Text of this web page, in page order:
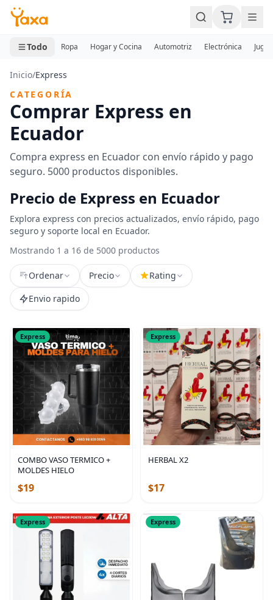
MINI CARRITO
0 productos
Todo Ropa Hogar y Cocina Automotriz Electrónica
Inicio/Express
CATEGORÍA
Comprar Express en
Ecuador
Compra express en Ecuador con envío rápido y pago
seguro. 5000 productos disponibles.
Precio de Express en Ecuador
Explora express con precios actualizados, envío rápido, pago
seguro y soporte local en Ecuador.
Mostrando 1 a 16 de 5000 productos
Ordenar Precio
Rating
Envio rapido
Express
COMBO VASO TERMICO +
MOLDES HIELO
$19
Express
HERBAL X2
$17
Express Express